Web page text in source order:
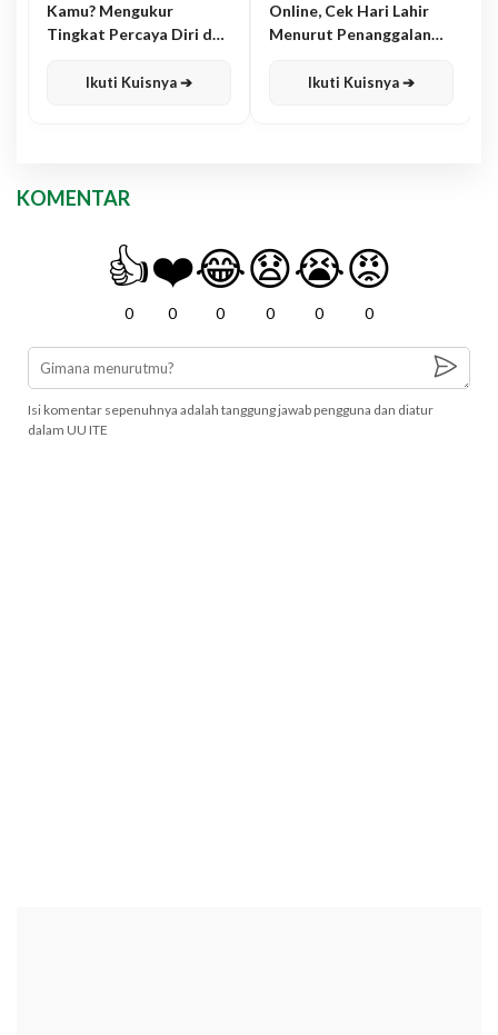
Kamu? Mengukur
Tingkat Percaya Diri dan
Ikuti Kuisnya ➔
Online, Cek Hari Lahir
Menurut Penanggalan
Ikuti Kuisnya ➔
KOMENTAR
👍
0
❤️
0
😂
0
😧
0
😭
0
😡
0
Isi komentar sepenuhnya adalah tanggung jawab pengguna dan diatur
dalam UU ITE